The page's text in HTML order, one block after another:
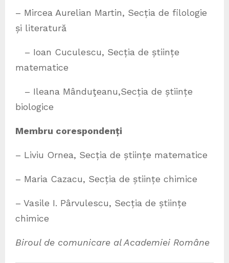
– Mircea Aurelian Martin, Secția de filologie
și literatură
– Ioan Cuculescu, Secția de științe
matematice
– Ileana Mânduţeanu,Secția de științe
biologice
Membru corespondenți
– Liviu Ornea, Secția de științe matematice
– Maria Cazacu, Secția de științe chimice
– Vasile I. Pârvulescu, Secția de științe
chimice
Biroul de comunicare al Academiei Române